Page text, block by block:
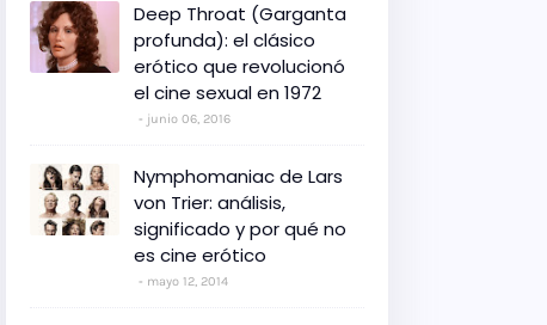
Deep Throat (Garganta
profunda): el clásico
erótico que revolucionó
el cine sexual en 1972
junio 06, 2016
Nymphomaniac de Lars
von Trier: análisis,
significado y por qué no
es cine erótico
mayo 12, 2014